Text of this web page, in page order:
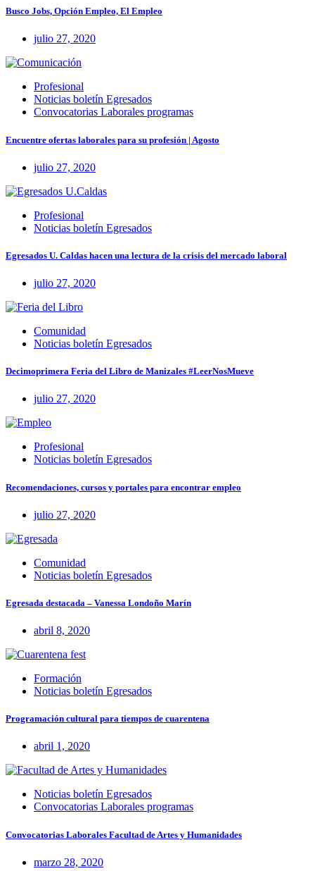
Busco Jobs, Opción Empleo, El Empleo
julio 27, 2020
Profesional
Noticias boletín Egresados
Convocatorias Laborales programas
Encuentre ofertas laborales para su profesión | Agosto
julio 27, 2020
Profesional
Noticias boletín Egresados
Egresados U. Caldas hacen una lectura de la crisis del mercado laboral
julio 27, 2020
Comunidad
Noticias boletín Egresados
Decimoprimera Feria del Libro de Manizales #LeerNosMueve
julio 27, 2020
Profesional
Noticias boletín Egresados
Recomendaciones, cursos y portales para encontrar empleo
julio 27, 2020
Comunidad
Noticias boletín Egresados
Egresada destacada – Vanessa Londoño Marín
abril 8, 2020
Formación
Noticias boletín Egresados
Programación cultural para tiempos de cuarentena
abril 1, 2020
Noticias boletín Egresados
Convocatorias Laborales programas
Convocatorias Laborales Facultad de Artes y Humanidades
marzo 28, 2020